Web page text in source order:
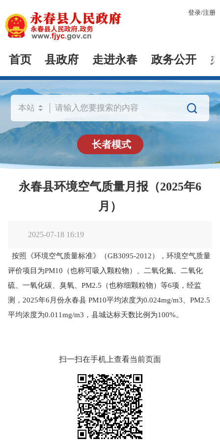
登录/注册
首页 县政府 走进永春 政务公开

长者模式
永春县环境空气质量月报（2025年6
月）
2025-07-18 16:19
按照《环境空气质量标准》（GB3095-2012），环境空气质量
评价项目为PM10（也称可吸入颗粒物）、二氧化氮、二氧化
硫、一氧化碳、臭氧、PM2.5（也称细颗粒物）等6项，经监
测，2025年6月份永春县 PM10平均浓度为0.024mg/m3、PM2.5
平均浓度为0.011mg/m3，县城达标天数比例为100%。
扫一扫在手机上查看当前页面